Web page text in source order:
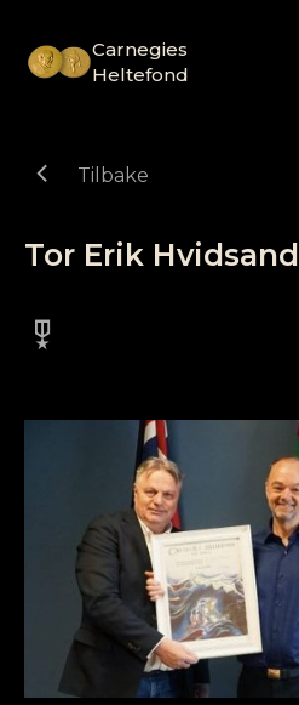
Carnegies
Heltefond
chevron_left Tilbake
Tor Erik Hvidsand
military_tech